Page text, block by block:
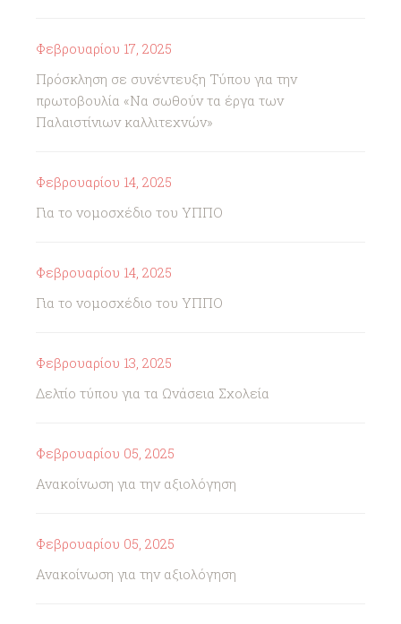
Φεβρουαρίου 17, 2025
Πρόσκληση σε συνέντευξη Τύπου για την
πρωτοβουλία «Να σωθούν τα έργα των
Παλαιστίνιων καλλιτεχνών»
Φεβρουαρίου 14, 2025
Για το νομοσχέδιο του ΥΠΠΟ
Φεβρουαρίου 14, 2025
Για το νομοσχέδιο του ΥΠΠΟ
Φεβρουαρίου 13, 2025
Δελτίο τύπου για τα Ωνάσεια Σχολεία
Φεβρουαρίου 05, 2025
Ανακοίνωση για την αξιολόγηση
Φεβρουαρίου 05, 2025
Ανακοίνωση για την αξιολόγηση